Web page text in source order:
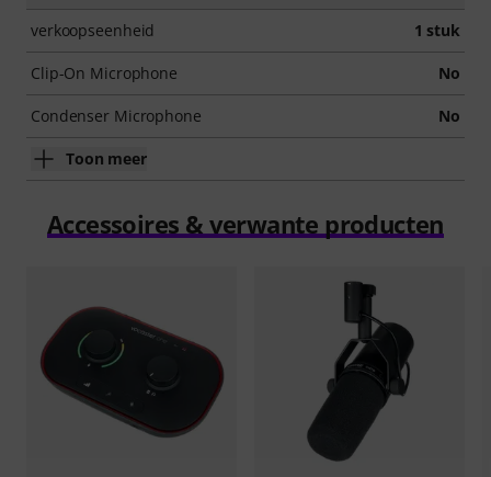
verkoopseenheid 1 stuk
Clip-On Microphone No
Condenser Microphone No
Toon meer
Accessoires & verwante producten